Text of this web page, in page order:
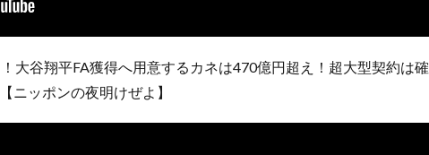
大谷翔平FA獲得へ用意するカネは470億円超え！超大型契約は確
ニッポンの夜明けぜよ】